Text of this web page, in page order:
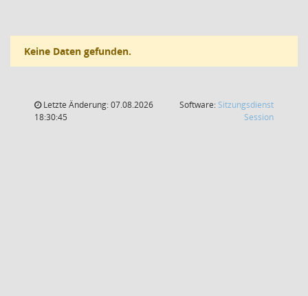
Keine Daten gefunden.
Letzte Änderung: 07.08.2026
18:30:45
Software: Sitzungsdienst
Session(Wird in